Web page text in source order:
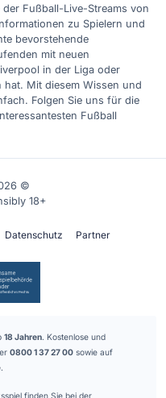
Fußball-Live-Streams von
zu Spielern und
bevorstehende
mit neuen
in der Liga oder
Mit diesem Wissen und
Folgen Sie uns für die
Fußball
©
18+
Datenschutz Partner
18 Jahren. Kostenlose und
0800 1 37 27 00 sowie auf
.
finden Sie bei der